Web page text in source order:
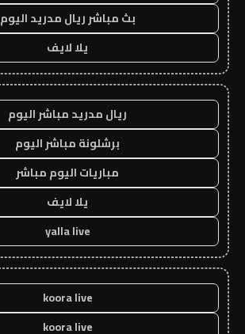
بث مباشر ريال مدريد اليوم
يلا لايف
ريال مدريد مباشر اليوم
برشلونة مباشر اليوم
مباريات اليوم مباشر
يلا لايف
yalla live
koora live
koora live